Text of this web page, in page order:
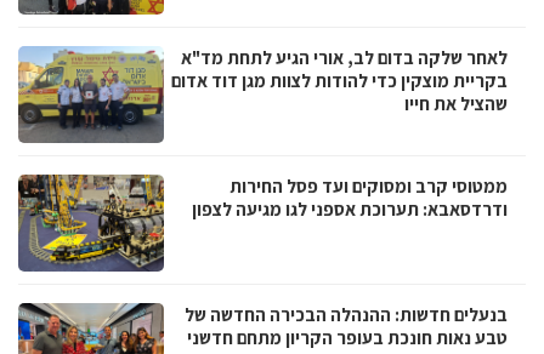
לאחר שלקה בדום לב, אורי הגיע לתחת מד"א
בקריית מוצקין כדי להודות לצוות מגן דוד אדום
שהציל את חייו
ממטוסי קרב ומסוקים ועד פסל החירות
ודרדסאבא: תערוכת אספני לגו מגיעה לצפון
בנעלים חדשות: ההנהלה הבכירה החדשה של
טבע נאות חונכת בעופר הקריון מתחם חדשני